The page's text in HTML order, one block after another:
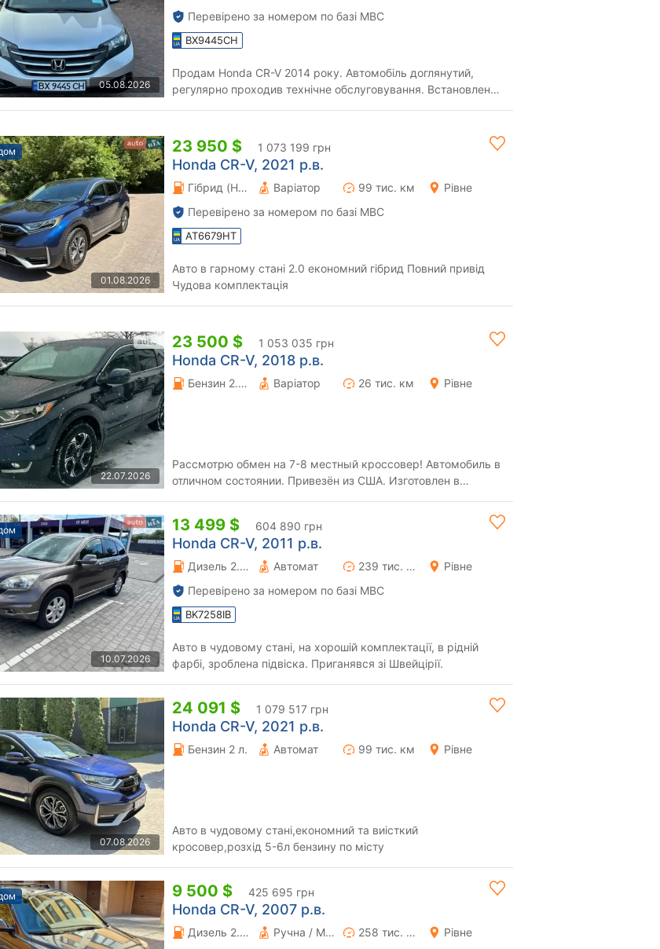
05.08.2026
Перевірено за номером по базі МВС
BX9445CH
Продам Honda CR-V 2014 року. Автомобіль доглянутий,
регулярно проходив технічне обслуговування. Встановлене
01.08.2026
23 950 $ 1 073 199 грн
Honda CR-V, 2021 р.в.
Гібрид (HEV) 1.99 л. Варіатор 99 тис. км
Рівне
Перевірено за номером по базі МВС
AT6679HT
Авто в гарному стані 2.0 економний гібрид Повний привід
Чудова комплектація
22.07.2026
23 500 $ 1 053 035 грн
Honda CR-V, 2018 р.в.
Бензин 2.4 л. Варіатор 26 тис. км Рівне
Рассмотрю обмен на 7-8 местный кроссовер! Автомобиль в
отличном состоянии. Привезён из США. Изготовлен в
10.07.2026
13 499 $ 604 890 грн
Honda CR-V, 2011 р.в.
Дизель 2.2 л. Автомат 239 тис. км
Рівне
Перевірено за номером по базі МВС
BK7258IB
Авто в чудовому стані, на хорошій комплектації, в рідній
фарбі, зроблена підвіска. Приганявся зі Швейцірії.
07.08.2026
24 091 $ 1 079 517 грн
Honda CR-V, 2021 р.в.
Бензин 2 л. Автомат 99 тис. км Рівне
Авто в чудовому стані,економний та виісткий
кросовер,розхід 5-6л бензину по місту
9 500 $ 425 695 грн
Honda CR-V, 2007 р.в.
Дизель 2.2 л. Ручна / Механіка 258 тис. км
Рівне